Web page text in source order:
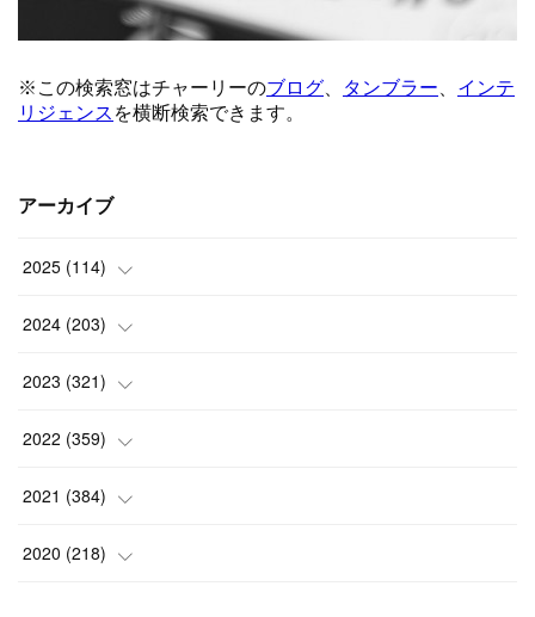
アーカイブ
2025 (114)
(1)
(8)
(6)
(9 )
( 5 )
2024 (203)
(24)
(10)
(18)
(17)
2023 (321)
(25)
(17)
(35)
2022 (359)
(42)
(37)
2021 (384)
(9)
2020 (218)